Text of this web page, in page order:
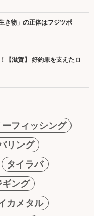
き物」の正体はフジツボ
【滋賀】 好釣果を支えたロ
ーフィッシング
リング
タイラバ
ギング
カメタル